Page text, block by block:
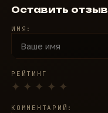
Оставить отзыв
ИМЯ:
РЕЙТИНГ
КОММЕНТАРИЙ: